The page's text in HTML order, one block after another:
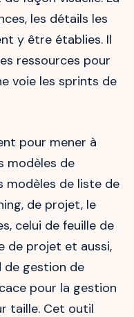
les détails les
y être établies. Il
ressources pour
voie les sprints de
pour mener à
modèles de
modèles de liste de
de projet, le
celui de feuille de
de projet et aussi,
de gestion de
pour la gestion
taille. Cet outil